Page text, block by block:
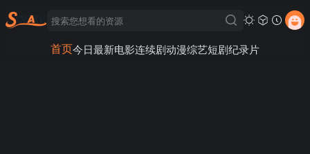
首页今日最新电影连续剧动漫综艺短剧纪录片